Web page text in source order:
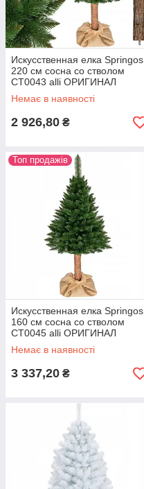
Искусственная елка Springos
220 см сосна со стволом
CT0043 alli ОРИГИНАЛ
Немає в наявності
2 926,80 ₴
Топ продажів
Искусственная елка Springos
160 см сосна со стволом
CT0045 alli ОРИГИНАЛ
Немає в наявності
3 337,20 ₴